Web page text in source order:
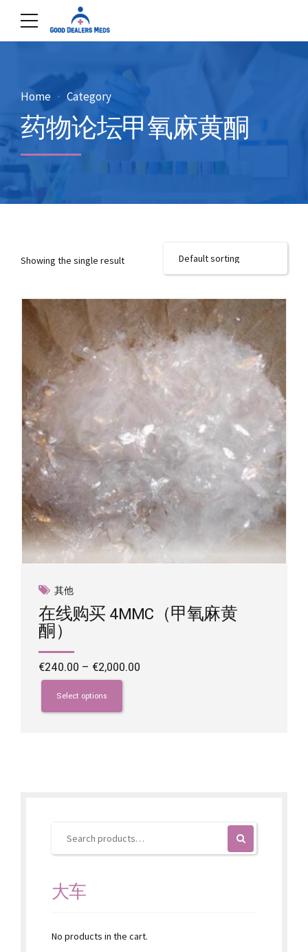
Home Category
药物论坛甲氧麻黄酮
Showing the single result
其他
在线购买 4MMC（甲氧麻黄
酮）
€240.00 – €2,000.00
Select options
This
product
has
product
大车
No products in the cart.